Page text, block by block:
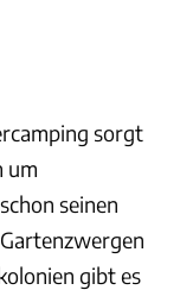
sorgt
um
seinen
gibt es